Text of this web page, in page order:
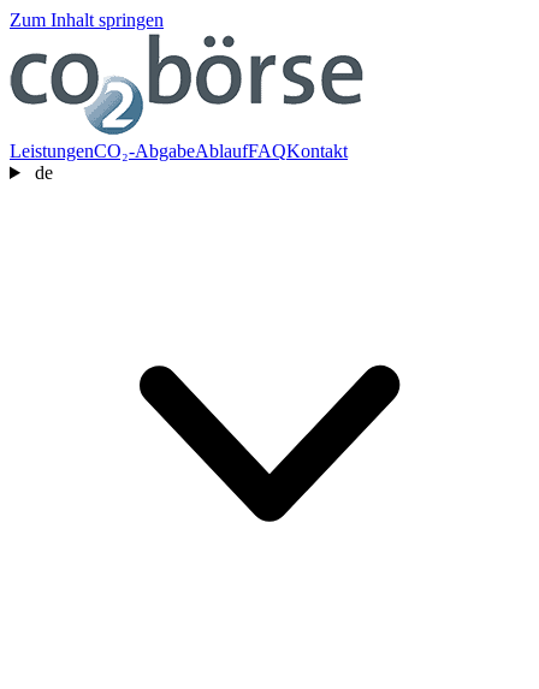
Zum Inhalt springen
LeistungenCO₂-AbgabeAblaufFAQKontakt
de